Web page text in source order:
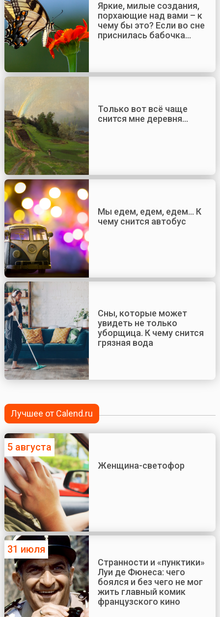
Яркие, милые создания,
порхающие над вами – к
чему бы это? Если во сне
приснилась бабочка…
Только вот всё чаще
снится мне деревня…
Мы едем, едем, едем… К
чему снится автобус
Сны, которые может
увидеть не только
уборщица. К чему снится
грязная вода
Лучшее от Calend.ru
5 августа
Женщина-светофор
31 июля
Странности и «пунктики»
Луи де Фюнеса: чего
боялся и без чего не мог
жить главный комик
французского кино